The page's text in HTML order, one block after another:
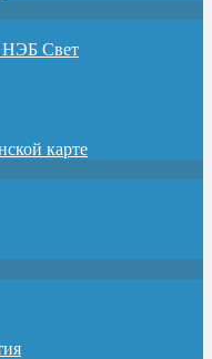
НЭБ Свет
карте